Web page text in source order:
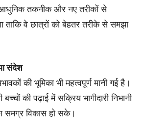
आधुनिक तकनीक और नए तरीकों से
ताकि वे छात्रों को बेहतर तरीके से समझा
संदेश
की भूमिका भी महत्वपूर्ण मानी गई है।
की पढ़ाई में सक्रिय भागीदारी निभानी
समग्र विकास हो सके।